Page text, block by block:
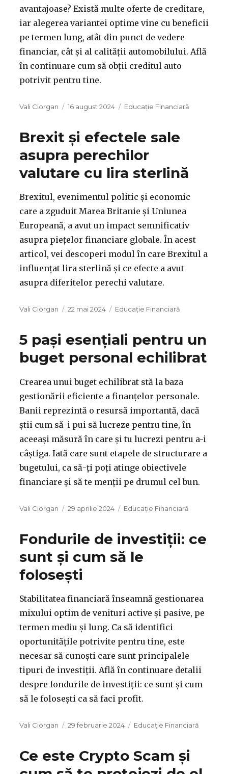
avantajoase? Există multe oferte de creditare,
iar alegerea variantei optime vine cu beneficii
pe termen lung, atât din punct de vedere
financiar, cât și al calității automobilului. Află
în continuare cum să obții creditul auto
potrivit pentru tine.
Autor
Vali Ciorgan
Publicat
16 august 2024 Categorii
Educație Financiară
Brexit și efectele sale
asupra perechilor
valutare cu lira sterlină
Brexitul, evenimentul politic și economic
care a zguduit Marea Britanie și Uniunea
Europeană, a avut un impact semnificativ
asupra piețelor financiare globale. În acest
articol, vei descoperi modul în care Brexitul a
influențat lira sterlină și ce efecte a avut
asupra diferitelor perechi valutare.
Autor
Vali Ciorgan
Publicat
22 mai 2024 Categorii
Educație Financiară
5 pași esențiali pentru un
buget personal echilibrat
Crearea unui buget echilibrat stă la baza
gestionării eficiente a finanțelor personale.
Banii reprezintă o resursă importantă, dacă
știi cum să-i pui să lucreze pentru tine, în
aceeași măsură în care și tu lucrezi pentru a-i
câștiga. Iată care sunt etapele de structurare a
bugetului, ca să-ți poți atinge obiectivele
financiare și să te menții pe drumul cel bun.
Autor
Vali Ciorgan
Publicat
29 aprilie 2024 Categorii
Educație Financiară
Fondurile de investiții: ce
sunt și cum să le
folosești
Stabilitatea financiară înseamnă gestionarea
mixului optim de venituri active și pasive, pe
termen mediu și lung. Ca să identifici
oportunitățile potrivite pentru tine, este
necesar să cunoști care sunt principalele
tipuri de investiții. Află în continuare detalii
despre fondurile de investiții: ce sunt și cum
să le folosești ca să faci profit.
Autor
Vali Ciorgan
Publicat
29 februarie 2024 Categorii
Educație Financiară
Ce este Crypto Scam și